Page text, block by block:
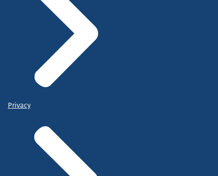
Privacy